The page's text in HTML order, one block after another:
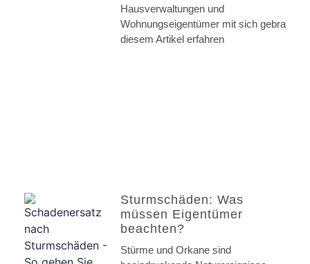
Hausverwaltungen und
Wohnungseigentümer mit sich gebracht.
diesem Artikel erfahren
Sturmschäden: Was
müssen Eigentümer
beachten?
Stürme und Orkane sind